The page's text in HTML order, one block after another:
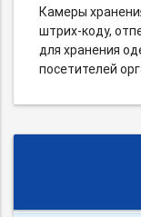
Камеры
штрих-коду,
для хранения
посетителей